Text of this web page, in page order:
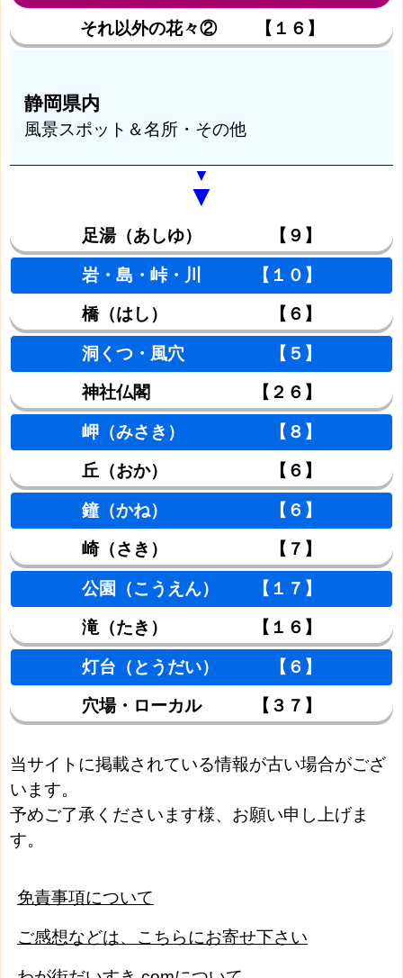
それ以外の花々② 【１６】
静岡県内
風景スポット＆名所・その他
▼
▼
足湯（あしゆ） 【９】
岩・島・峠・川 【１０】
橋（はし） 【６】
洞くつ・風穴 【５】
神社仏閣 【２６】
岬（みさき） 【８】
丘（おか） 【６】
鐘（かね） 【６】
崎（さき） 【７】
公園（こうえん） 【１７】
滝（たき） 【１６】
灯台（とうだい） 【６】
穴場・ローカル 【３７】
当サイトに掲載されている情報が古い場合がござ
います。
予めご了承くださいます様、お願い申し上げま
す。
免責事項について
ご感想などは、こちらにお寄せ下さい